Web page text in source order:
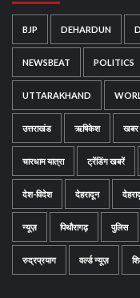
BJP DEHARDUN
NEWSBEAT POLITICS
UTTARAKHAND
उत्तराखंड ऋषिकेश खबर
चारधाम यात्रा ट्रेंडिंग खबरें
देश-विदेश देहरादून
न्यूज़ पिथौरागढ़ पुलिस
रुद्रप्रयाग वर्ल्ड न्यूज़